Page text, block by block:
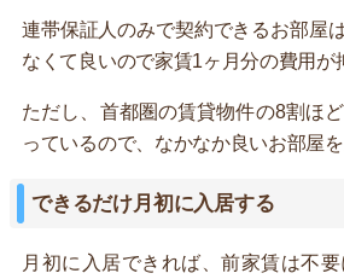
連帯保証人のみで契約できるお部屋
なくて良いので家賃1ヶ月分の費用が
ただし、首都圏の賃貸物件の8割ほ
っているので、なかなか良いお部屋
できるだけ月初に入居する
月初に入居できれば、前家賃は不